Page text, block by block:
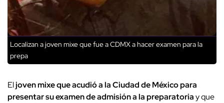
Localizan a joven mixe que fue a CDMX a hacer examen para la
prepa
Eljoven mixe que acudió a la Ciudad de México para
presentar su examen de admisión a la preparatoriay que